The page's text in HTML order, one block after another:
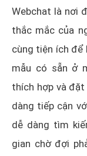
Webchat là nơi
thắc mắc của
cùng tiện ích để
mẫu có sẵn ở
thích hợp và
dàng tiếp cận
dễ dàng tìm
gian chờ đợi